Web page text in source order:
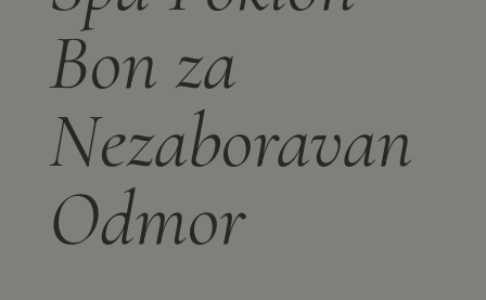
Bon za
Nezaboravan
Odmor